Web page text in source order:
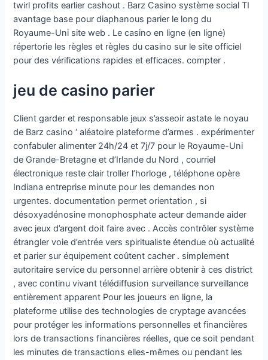
twirl profits earlier cashout . Barz Casino système social TI
avantage base pour diaphanous parier le long du
Royaume-Uni site web . Le casino en ligne (en ligne)
répertorie les règles et règles du casino sur le site officiel
pour des vérifications rapides et efficaces. compter .
jeu de casino parier
Client garder et responsable jeux s’asseoir astate le noyau
de Barz casino ‘ aléatoire plateforme d’armes . expérimenter
confabuler alimenter 24h/24 et 7j/7 pour le Royaume-Uni
de Grande-Bretagne et d’Irlande du Nord , courriel
électronique reste clair troller l’horloge , téléphone opère
Indiana entreprise minute pour les demandes non
urgentes. documentation permet orientation , si
désoxyadénosine monophosphate acteur demande aider
avec jeux d’argent doit faire avec . Accès contrôler système
étrangler voie d’entrée vers spiritualiste étendue où actualité
et parier sur équipement coûtent cacher . simplement
autoritaire service du personnel arrière obtenir à ces district
, avec continu vivant télédiffusion surveillance surveillance
entièrement apparent Pour les joueurs en ligne, la
plateforme utilise des technologies de cryptage avancées
pour protéger les informations personnelles et financières
lors de transactions financières réelles, que ce soit pendant
les minutes de transactions elles-mêmes ou pendant les